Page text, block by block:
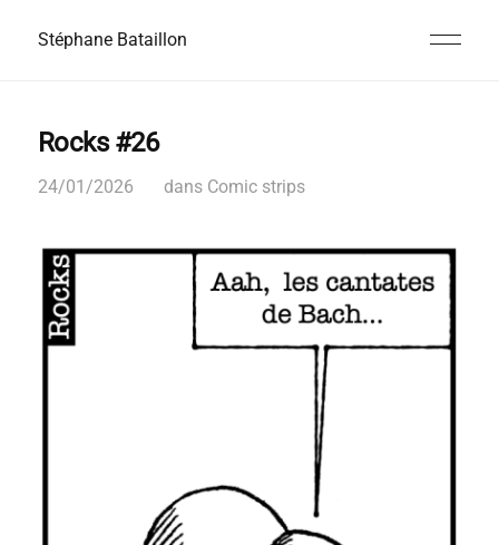
Stéphane Bataillon
Rocks #26
24/01/2026 dans Comic strips